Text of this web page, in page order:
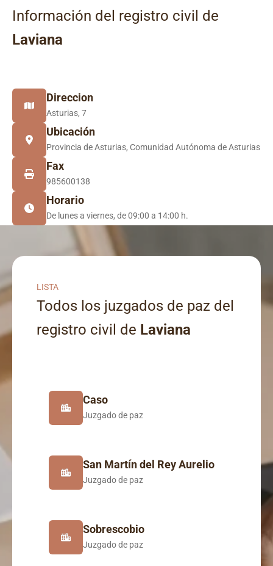
Información del registro civil de
Laviana
Direccion
Asturias, 7
Ubicación
Provincia de Asturias, Comunidad Autónoma de Asturias
Fax
985600138
Horario
De lunes a viernes, de 09:00 a 14:00 h.
LISTA
Todos los juzgados de paz del
registro civil de Laviana
Caso
Juzgado de paz
San Martín del Rey Aurelio
Juzgado de paz
Sobrescobio
Juzgado de paz